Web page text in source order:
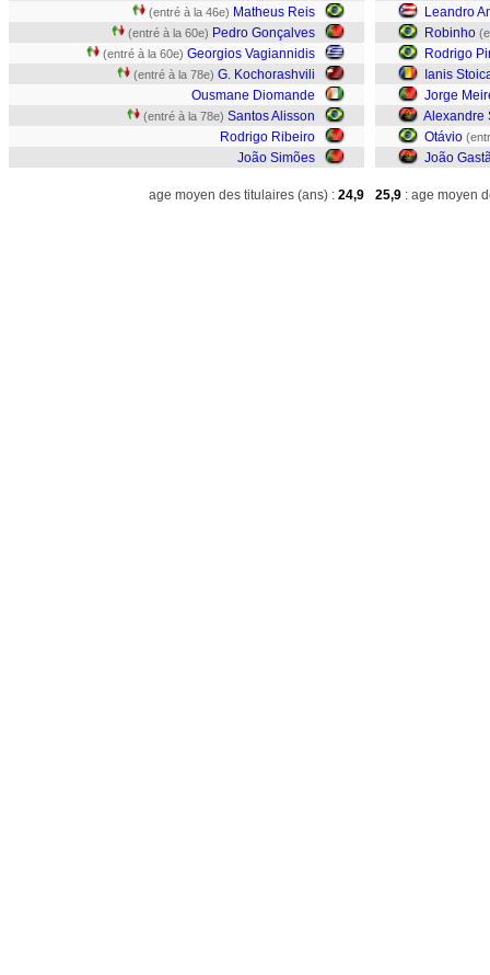
(entré à la 46e) Matheus Reis
(entré à la 60e) Pedro Gonçalves
(entré à la 60e) Georgios Vagiannidis
(entré à la 78e) G. Kochorashvili
Ousmane Diomande
(entré à la 78e) Santos Alisson
Rodrigo Ribeiro
João Simões
Leandro
Robinho
Rodrigo
Ianis
Jorge
Alexandre
Otávio
João
age moyen des titulaires (ans) : 24,9 25,9 : age moyen